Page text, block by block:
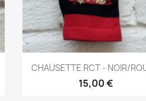
Aperçu rapide
CHAUSETTE RCT - NOIR/
15,00 €